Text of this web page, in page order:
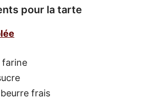
pour la tarte
farine
frais